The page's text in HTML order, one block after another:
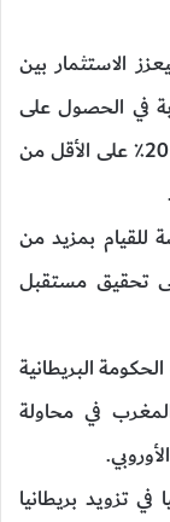
الاستثمار بين
في الحصول على
دعم لتسليم المشاريع، بشرط أن تكون نسبة 20٪ على الأقل من
للقيام بمزيد من
تحقيق مستقبل
البريطانية
في محاولة
تزويد بريطانيا